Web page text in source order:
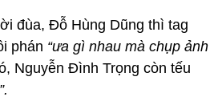
đùa, Đỗ Hùng Dũng thì tag
phán “ưa gì nhau mà chụp ảnh
Nguyễn Đình Trọng còn tếu